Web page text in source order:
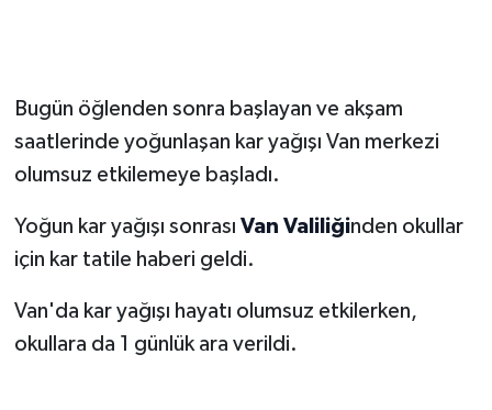
Bugün öğlenden sonra başlayan ve akşam
saatlerinde yoğunlaşan kar yağışı Van merkezi
olumsuz etkilemeye başladı.
Yoğun kar yağışı sonrası Van Valiliğinden okullar
için kar tatile haberi geldi.
Van'da kar yağışı hayatı olumsuz etkilerken,
okullara da 1 günlük ara verildi.